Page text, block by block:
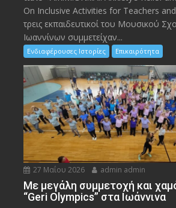
On Inclusive Activities for Teachers
τρεις εκπαιδευτικοί του Μουσικού
Ιωαννίνων συμμετείχαν...
Ενδιαφέρουσες Ιστορίες Επικαιρότητα
27 Μαΐου 2026 admin admin
Με μεγάλη συμμετοχή και
“Geri Olympics” στα Ιωάννινα